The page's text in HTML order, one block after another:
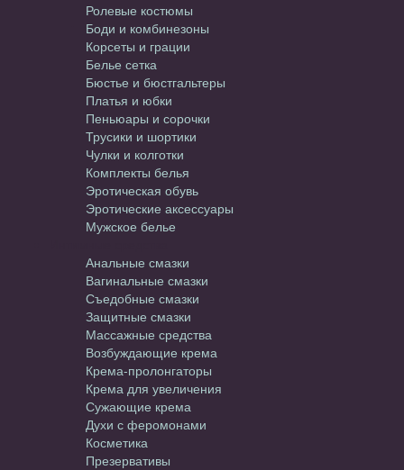
Ролевые костюмы
Боди и комбинезоны
Корсеты и грации
Белье сетка
Бюстье и бюстгальтеры
Платья и юбки
Пеньюары и сорочки
Трусики и шортики
Чулки и колготки
Комплекты белья
Эротическая обувь
Эротические аксессуары
Мужское белье
Анальные смазки
Вагинальные смазки
Съедобные смазки
Защитные смазки
Массажные средства
Возбуждающие крема
Крема-пролонгаторы
Крема для увеличения
Сужающие крема
Духи с феромонами
Косметика
Презервативы